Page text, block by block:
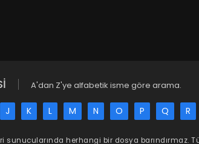
A'dan Z'ye alfabetik isme göre arama.
J K L M N O P Q R
sunucularında herhangi bir dosya barındırmaz.